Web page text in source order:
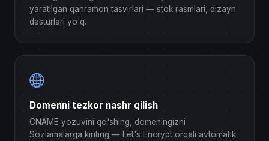
yaratilgan qahramon tasvirlari — stok rasmlari, dizayn
dasturlari yo'q.
Domenni tezkor nashr qilish
CNAME yozuvini qo'shing, domeningizni
Sozlamalarga kiriting — Let's Encrypt orqali avtomatik